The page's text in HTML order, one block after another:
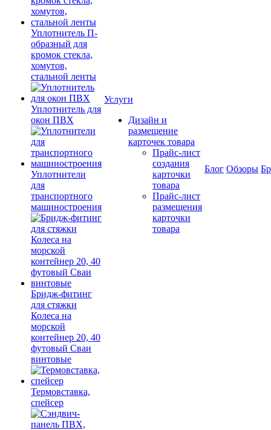
Уплотнитель П-
образный для
кромок стекла,
хомутов,
стальной ленты
Уплотнитель для
окон ПВХ
Уплотнители
для
транспортного
машиностроения
Бридж-фитинг
для стяжки
Колеса на
морской
контейнер 20, 40
футовый Сваи
винтовые
Термовставка,
спейсер
Услуги
Дизайн и
размещение
карточек товара
Прайс-лист
создания
карточки
товара
Прайс-лист
размещения
карточки
товара
Блог Обзоры